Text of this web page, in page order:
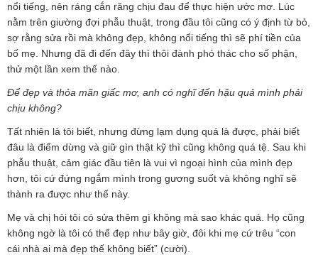
nổi tiếng, nên ráng cắn răng chịu đau để thực hiện ước mơ. Lúc
nằm trên giường đợi phẫu thuật, trong đầu tôi cũng có ý định từ bỏ,
sợ rằng sửa rồi mà không đẹp, không nổi tiếng thì sẽ phí tiền của
bố mẹ. Nhưng đã đi đến đây thì thôi đành phó thác cho số phận,
thử một lần xem thế nào.
Để đẹp và thỏa mãn giấc mơ, anh có nghĩ đến hậu quả mình phải
chịu không?
Tất nhiên là tôi biết, nhưng đừng lạm dụng quá là được, phải biết
đâu là điểm dừng và giữ gìn thật kỹ thì cũng không quá tệ. Sau khi
phẫu thuật, cảm giác đầu tiên là vui vì ngoại hình của mình đẹp
hơn, tôi cứ đứng ngắm mình trong gương suốt và không nghĩ sẽ
thành ra được như thế này.
Mẹ và chị hỏi tôi có sửa thêm gì không mà sao khác quá. Họ cũng
không ngờ là tôi có thể đẹp như bây giờ, đôi khi mẹ cứ trêu “con
cái nhà ai mà đẹp thế không biết” (cười).